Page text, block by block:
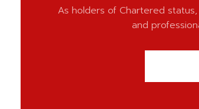
As holders of Chartered
and